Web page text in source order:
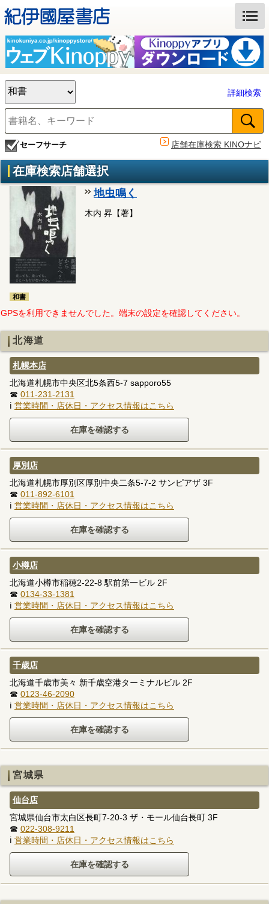
詳細検索
セーフサーチ 店舗在庫検索 KINOナビ
在庫検索店舗選択
和書
地虫鳴く
木内 昇【著】
GPSを利用できませんでした。端末の設定を確認してください。
北海道
札幌本店
北海道札幌市中央区北5条西5-7 sapporo55
☎ 011-231-2131
ℹ 営業時間・店休日・アクセス情報はこちら
厚別店
北海道札幌市厚別区厚別中央二条5-7-2 サンピアザ 3F
☎ 011-892-6101
ℹ 営業時間・店休日・アクセス情報はこちら
小樽店
北海道小樽市稲穂2-22-8 駅前第一ビル 2F
☎ 0134-33-1381
ℹ 営業時間・店休日・アクセス情報はこちら
千歳店
北海道千歳市美々 新千歳空港ターミナルビル 2F
☎ 0123-46-2090
ℹ 営業時間・店休日・アクセス情報はこちら
宮城県
仙台店
宮城県仙台市太白区長町7-20-3 ザ・モール仙台長町 3F
☎ 022-308-9211
ℹ 営業時間・店休日・アクセス情報はこちら